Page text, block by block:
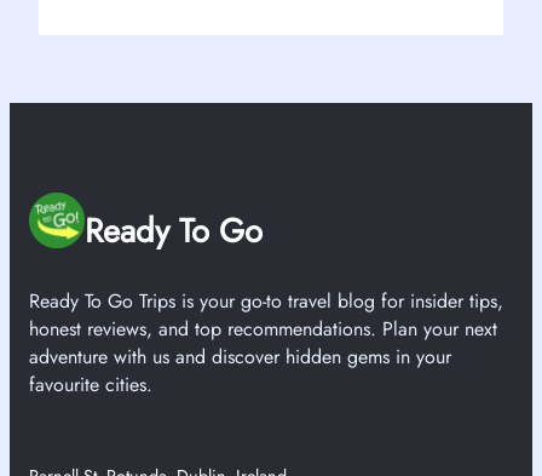
Ready To Go
Ready To Go Trips is your go-to travel blog for insider tips,
honest reviews, and top recommendations. Plan your next
adventure with us and discover hidden gems in your
favourite cities.